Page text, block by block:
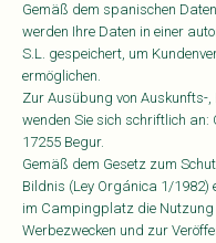
Gemäß dem spanischen
werden Ihre Daten in einer
S.L. gespeichert, um
ermöglichen.
Zur Ausübung von Auskunfts-
wenden Sie sich schriftlich an:
17255 Begur.
Gemäß dem Gesetz zum
Bildnis (Ley Orgánica 1/1982)
im Campingplatz die Nutzung
Werbezwecken und zur